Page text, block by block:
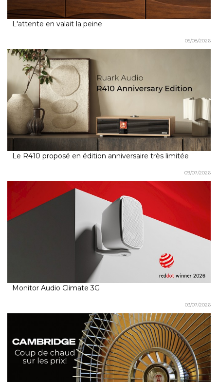
L'attente en valait la peine
05/08/2026
Le R410 proposé en édition anniversaire très limitée
09/07/2026
Monitor Audio Climate 3G
03/07/2026